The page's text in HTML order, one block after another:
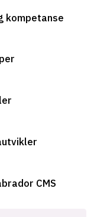
kompetanse
CMS